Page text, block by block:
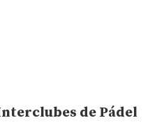
de Pádel